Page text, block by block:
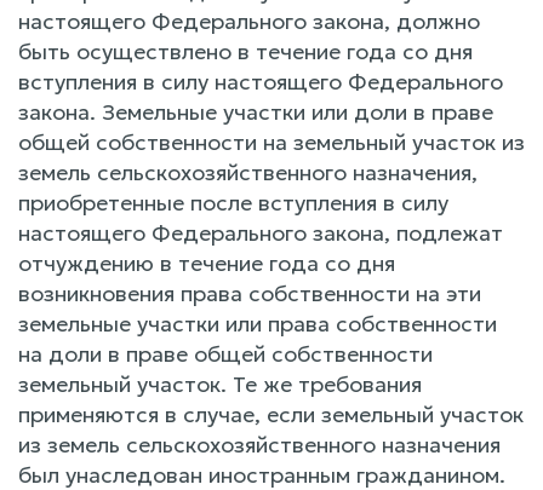
настоящего Федерального закона, должно
быть осуществлено в течение года со дня
вступления в силу настоящего Федерального
закона. Земельные участки или доли в праве
общей собственности на земельный участок из
земель сельскохозяйственного назначения,
приобретенные после вступления в силу
настоящего Федерального закона, подлежат
отчуждению в течение года со дня
возникновения права собственности на эти
земельные участки или права собственности
на доли в праве общей собственности
земельный участок. Те же требования
применяются в случае, если земельный участок
из земель сельскохозяйственного назначения
был унаследован иностранным гражданином.